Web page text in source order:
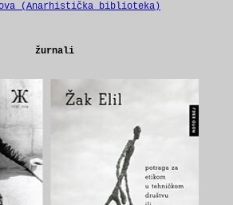
(Anarhistička biblioteka)
žurnali